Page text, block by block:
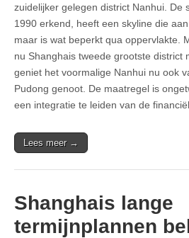
zuidelijker gelegen district Nanhui. De
1990 erkend, heeft een skyline die
maar is wat beperkt qua oppervlakte.
nu Shanghais tweede grootste district
geniet het voormalige Nanhui nu ook
Pudong genoot. De maatregel is
een integratie te leiden van de
Lees meer →
Shanghais lange
termijnplannen